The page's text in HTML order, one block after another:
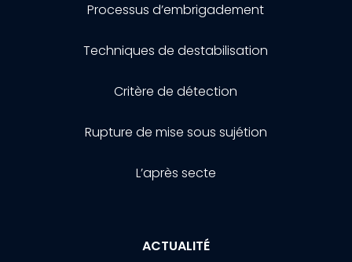
Processus d’embrigadement
Techniques de destabilisation
Critère de détection
Rupture de mise sous sujétion
L’après secte
ACTUALITÉ